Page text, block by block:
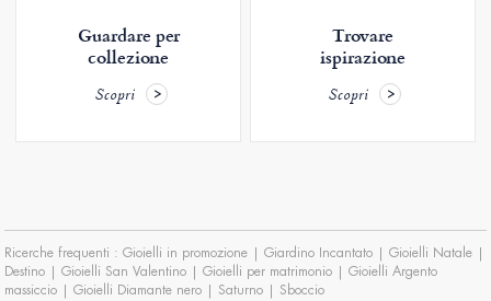
Guardare per
collezione
Scopri
Trovare
ispirazione
Scopri
Ricerche frequenti :Gioielli in promozione |Giardino Incantato |Gioielli Natale |
Destino |Gioielli San Valentino |Gioielli per matrimonio |Gioielli Argento
massiccio |Gioielli Diamante nero | Saturno | Sboccio